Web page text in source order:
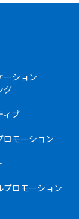
ーション
グ
ィブ
ロモーション
プロモーション